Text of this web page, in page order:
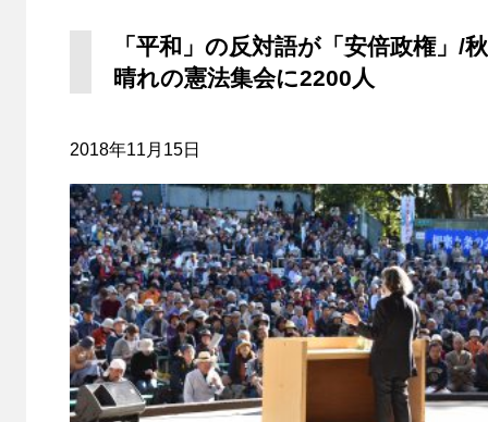
「平和」の反対語が「安倍政権」/秋
晴れの憲法集会に2200人
2018年11月15日